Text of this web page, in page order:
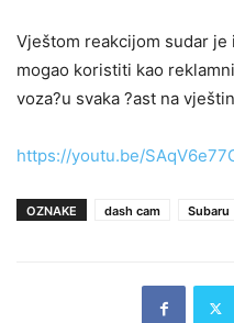
Vještom reakcijom sudar
mogao koristiti kao
voza?u svaka ?ast na
https://youtu.be/
OZNAKE dash cam Subaru